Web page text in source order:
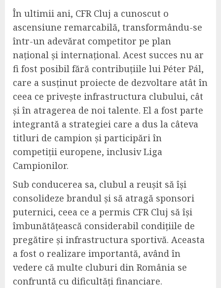
În ultimii ani, CFR Cluj a cunoscut o
ascensiune remarcabilă, transformându-se
într-un adevărat competitor pe plan
național și internațional. Acest succes nu ar
fi fost posibil fără contribuțiile lui Péter Pál,
care a susținut proiecte de dezvoltare atât în
ceea ce privește infrastructura clubului, cât
și în atragerea de noi talente. El a fost parte
integrantă a strategiei care a dus la câteva
titluri de campion și participări în
competiții europene, inclusiv Liga
Campionilor.
Sub conducerea sa, clubul a reușit să își
consolideze brandul și să atragă sponsori
puternici, ceea ce a permis CFR Cluj să își
îmbunătățească considerabil condițiile de
pregătire și infrastructura sportivă. Aceasta
a fost o realizare importantă, având în
vedere că multe cluburi din România se
confruntă cu dificultăți financiare.